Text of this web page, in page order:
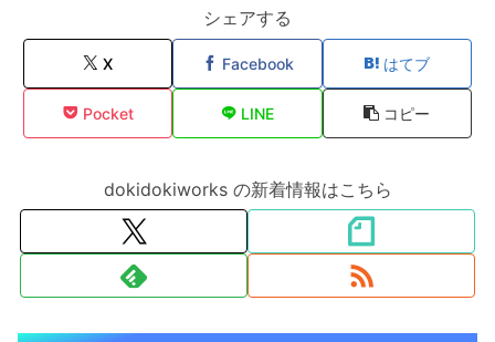
シェアする
X Facebook はてブ
Pocket LINE コピー
dokidokiworks の新着情報はこちら